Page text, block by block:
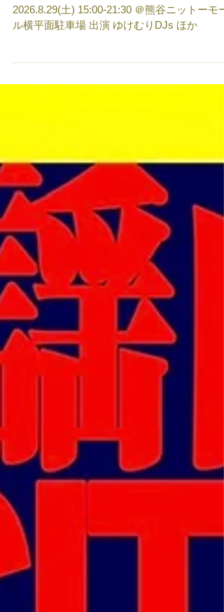
8/29 キッチンカーうまいもん＆
KUMAGAYA-BONODORI
2026.8.29(土) 15:00-21:30 ＠熊谷ニットーモー